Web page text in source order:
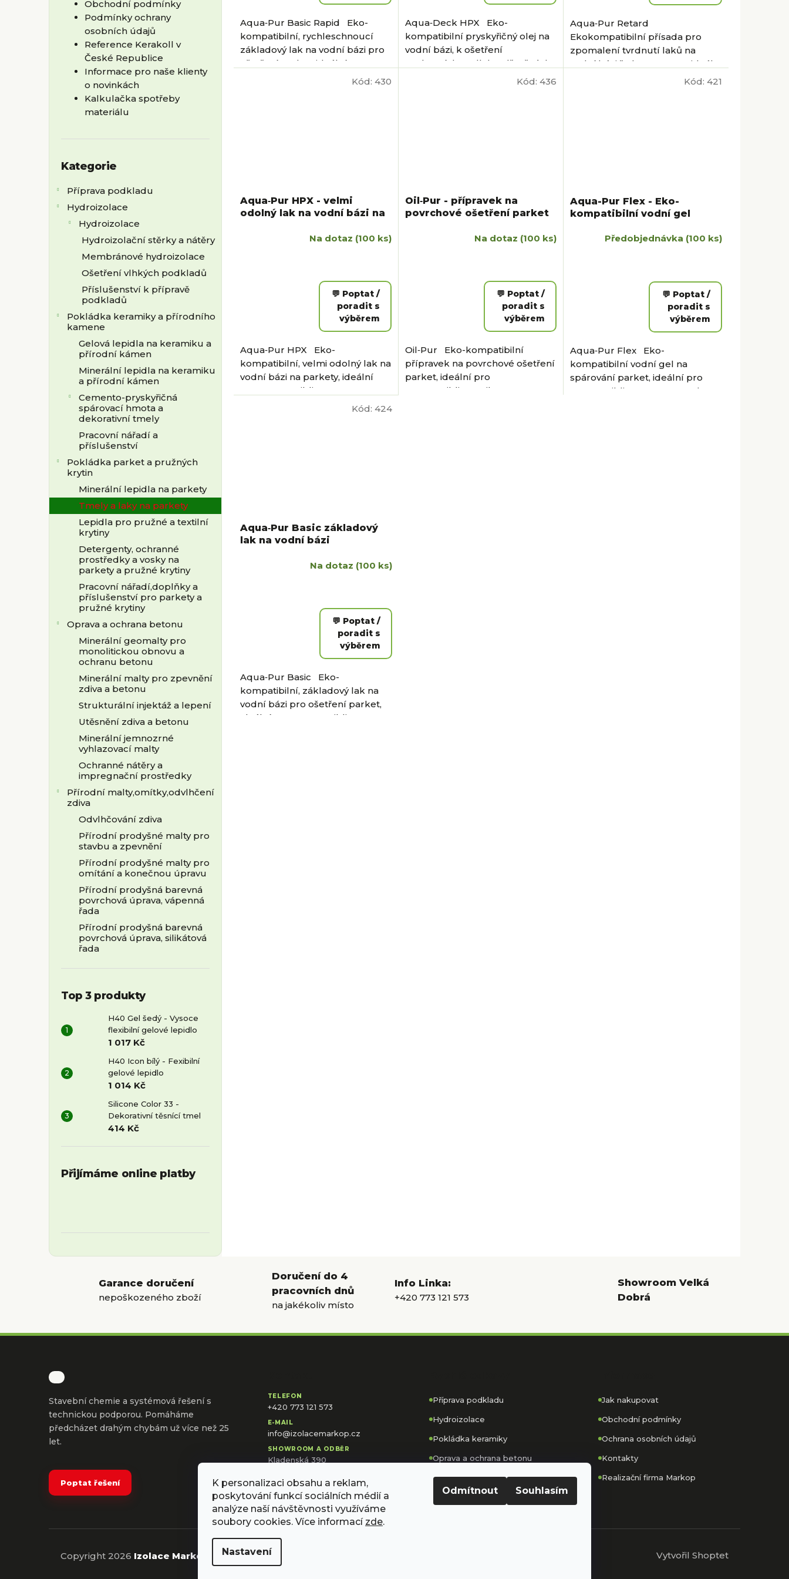
K personalizaci obsahu a reklam,
poskytování funkcí sociálních médií a
analýze naší návštěvnosti využíváme
soubory cookies. Více informací zde.
Nastavení
Odmítnout Souhlasím
Obchodní podmínky
Podmínky ochrany
osobních údajů
Reference Kerakoll v
České Republice
Informace pro naše klienty
o novinkách
Kalkulačka spotřeby
materiálu
kategorie
Kategorie
Příprava podkladu
Hydroizolace
Hydroizolace
Hydroizolační stěrky a nátěry
Membránové hydroizolace
Ošetření vlhkých podkladů
Příslušenství k přípravě
podkladů
Pokládka keramiky a přírodního
kamene
Gelová lepidla na keramiku a
přírodní kámen
Minerální lepidla na keramiku
a přírodní kámen
Cemento-pryskyřičná
spárovací hmota a
dekorativní tmely
Pracovní nářadí a
příslušenství
Pokládka parket a pružných
krytin
Minerální lepidla na parkety
Tmely a laky na parkety
Lepidla pro pružné a textilní
krytiny
Detergenty, ochranné
prostředky a vosky na
parkety a pružné krytiny
Pracovní nářadí,doplňky a
příslušenství pro parkety a
pružné krytiny
Oprava a ochrana betonu
Minerální geomalty pro
monolitickou obnovu a
ochranu betonu
Minerální malty pro zpevnění
zdiva a betonu
Strukturální injektáž a lepení
Utěsnění zdiva a betonu
Minerální jemnozrné
vyhlazovací malty
Ochranné nátěry a
impregnační prostředky
Přírodní malty,omítky,odvlhčení
zdiva
Odvlhčování zdiva
Přírodní prodyšné malty pro
stavbu a zpevnění
Přírodní prodyšné malty pro
omítání a konečnou úpravu
Přírodní prodyšná barevná
povrchová úprava, vápenná
řada
Přírodní prodyšná barevná
povrchová úprava, silikátová
řada
Top 3 produkty
H40 Gel šedý - Vysoce
flexibilní gelové lepidlo
1 017 Kč
H40 Icon bílý - Fexibilní
gelové lepidlo
1 014 Kč
Silicone Color 33 -
Dekorativní těsnící tmel
414 Kč
Přijímáme online platby
Aqua‑Pur Basic Rapid Eko-
kompatibilní, rychleschnoucí
základový lak na vodní bázi pro
ošetření parket, ideální pro
Aqua‑Deck HPX Eko-
kompatibilní pryskyřičný olej na
vodní bázi, k ošetření
venkovních podlah a dřevěných
Aqua‑Pur Retard
Ekokompatibilní přísada pro
zpomalení tvrdnutí laků na
vodní bázi řady Aqua-Pur, ideální
pro GreenBuilding. Aqua-Pur...
Aqua‑Pur HPX - velmi
odolný lak na vodní bázi na
Na dotaz (100 ks)
💬 Poptat /
poradit s
výběrem
Aqua‑Pur HPX Eko-
kompatibilní, velmi odolný lak na
vodní bázi na parkety, ideální
pro GreenBuilding. Aqua-Pur
HPX zvyšuje přirozenost dřeva a
Kód: 430
Oil‑Pur - přípravek na
povrchové ošetření parket
Na dotaz (100 ks)
💬 Poptat /
poradit s
výběrem
Oil‑Pur Eko-kompatibilní
přípravek na povrchové ošetření
parket, ideální pro
GreenBuilding. Oil-Pur
Kód: 436
Aqua-Pur Flex - Eko-
kompatibilní vodní gel
Předobjednávka (100 ks)
💬 Poptat /
poradit s
výběrem
Aqua‑Pur Flex Eko-
kompatibilní vodní gel na
spárování parket, ideální pro
GreenBuilding. Aqua-Pur Flex s
Kód: 421
Aqua‑Pur Basic základový
lak na vodní bázi
Na dotaz (100 ks)
💬 Poptat /
poradit s
výběrem
Aqua‑Pur Basic Eko-
kompatibilní, základový lak na
vodní bázi pro ošetření parket,
ideální pro GreenBuilding.
Kód: 424
Garance doručení
nepoškozeného zboží
Doručení do 4
pracovních dnů
na jakékoliv místo
Info Linka:
+420 773 121 573
Showroom Velká
Dobrá
Stavební chemie a systémová řešení s
technickou podporou. Pomáháme
předcházet drahým chybám už více než 25
let.
Poptat řešení
TELEFON
+420 773 121 573
E-MAIL
info@izolacemarkop.cz
SHOWROOM A ODBĚR
Kladenská 390
OTEVÍRACÍ DOBA
Po–Pá 7:00–16:00
Příprava podkladu
Hydroizolace
Pokládka keramiky
Oprava a ochrana betonu
Kalkulačka spotřeby
Jak nakupovat
Obchodní podmínky
Ochrana osobních údajů
Kontakty
Realizační firma Markop
Vytvořil Shoptet
Copyright 2026 Izolace Markop . Všechna práva vyhrazena.